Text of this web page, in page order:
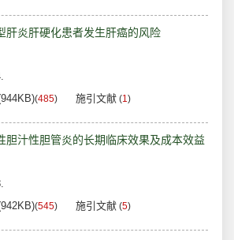
肝炎肝硬化患者发生肝癌的风险
(485) 施引文献 (1)
胆汁性胆管炎的长期临床效果及成本效益
(545) 施引文献 (5)